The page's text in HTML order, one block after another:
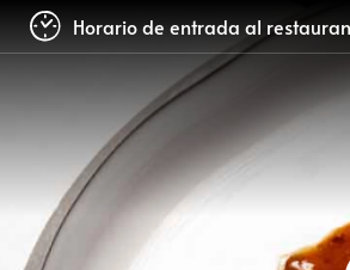
Horario de entrada al